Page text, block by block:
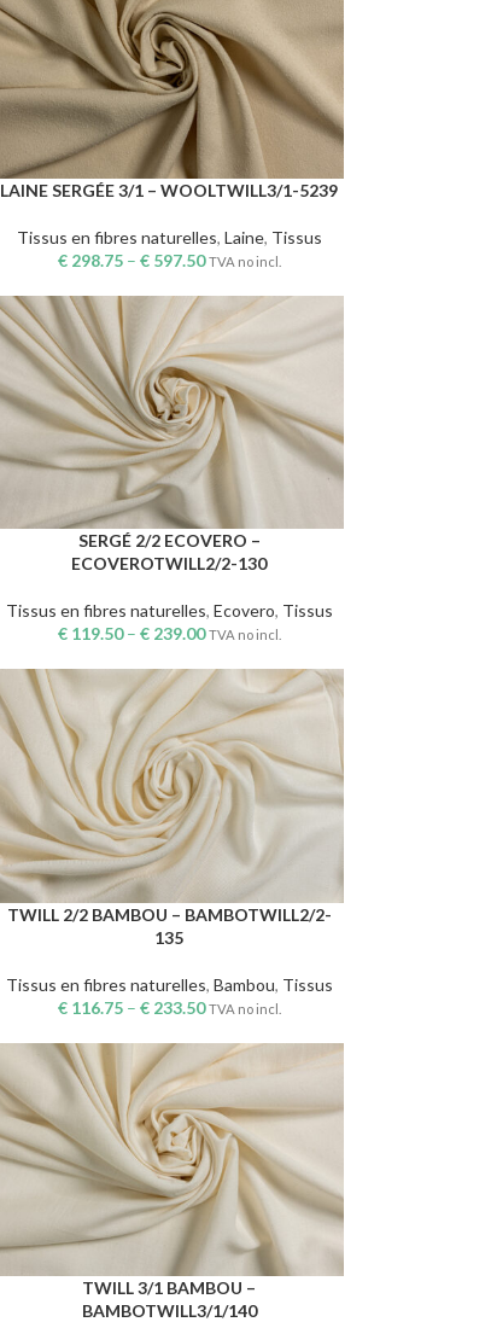
CHOIX DES OPTIONS
LAINE SERGÉE 3/1 – WOOLTWILL3/1-5239
Tissus en fibres naturelles, Laine, Tissus
€298.75– €597.50 TVA no incl.
CHOIX DES OPTIONSSERGÉ 2/2 ECOVERO –
ECOVEROTWILL2/2-130
Tissus en fibres naturelles, Ecovero, Tissus
€119.50– €239.00 TVA no incl.
CHOIX DES OPTIONS
TWILL 2/2 BAMBOU – BAMBOTWILL2/2-
135
Tissus en fibres naturelles, Bambou, Tissus
€116.75– €233.50 TVA no incl.
CHOIX DES OPTIONSTWILL 3/1 BAMBOU –
BAMBOTWILL3/1/140